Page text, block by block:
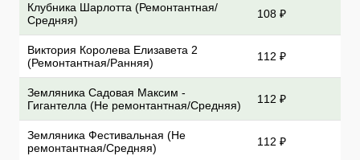
Клубника Шарлотта (Ремонтантная/
Средняя)
108 ₽
Виктория Королева Елизавета 2
(Ремонтантная/Ранняя)
112 ₽
Земляника Садовая Максим -
Гигантелла (Не ремонтантная/Средняя)
112 ₽
Земляника Фестивальная (Не
ремонтантная/Средняя)
112 ₽